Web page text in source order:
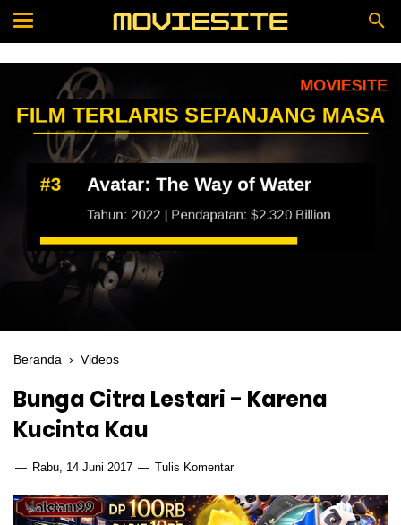
Beranda › Videos
Bunga Citra Lestari - Karena
Kucinta Kau
Rabu, 14 Juni 2017 Tulis Komentar